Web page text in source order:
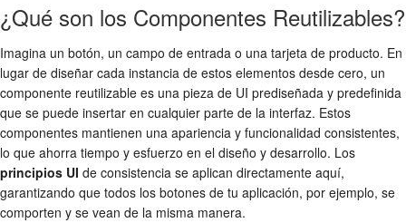
¿Qué son los Componentes Reutilizables?
Imagina un botón, un campo de entrada o una tarjeta de producto. En
lugar de diseñar cada instancia de estos elementos desde cero, un
componente reutilizable es una pieza de UI prediseñada y predefinida
que se puede insertar en cualquier parte de la interfaz. Estos
componentes mantienen una apariencia y funcionalidad consistentes,
lo que ahorra tiempo y esfuerzo en el diseño y desarrollo. Los
principios UI de consistencia se aplican directamente aquí,
garantizando que todos los botones de tu aplicación, por ejemplo, se
comporten y se vean de la misma manera.